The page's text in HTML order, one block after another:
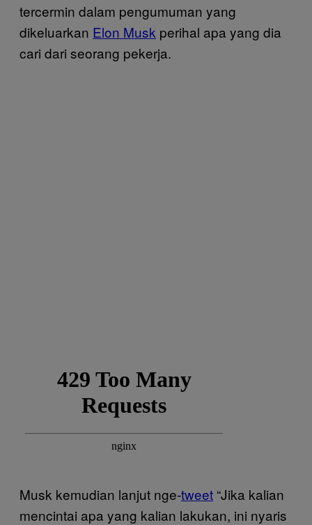
tercermin dalam pengumuman yang
dikeluarkan Elon Musk perihal apa yang dia
cari dari seorang pekerja.
Musk kemudian lanjut nge-tweet “Jika kalian
mencintai apa yang kalian lakukan, ini nyaris